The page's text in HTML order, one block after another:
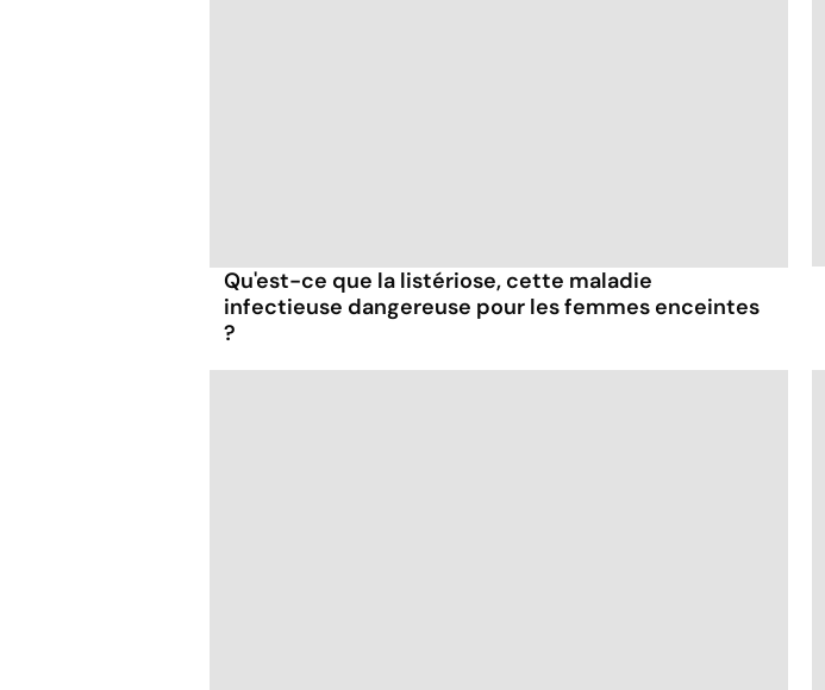
Qu'est-ce que la listériose, cette maladie
infectieuse dangereuse pour les femmes enceintes
?